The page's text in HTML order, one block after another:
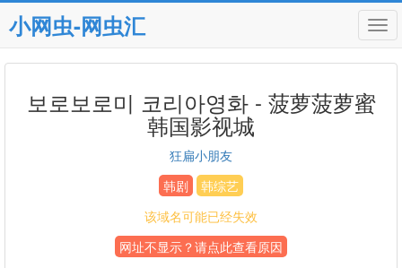
小网虫-网虫汇
보로보로미 코리아영화 - 菠萝菠萝蜜
韩国影视城
狂扁小朋友
韩剧
韩综艺
该域名可能已经失效
网址不显示？请点此查看原因